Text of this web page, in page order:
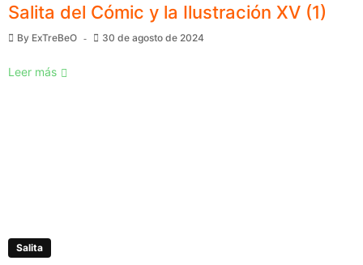
Salita del Cómic y la Ilustración XV (1)
By ExTreBeO 30 de agosto de 2024
Leer más
Salita